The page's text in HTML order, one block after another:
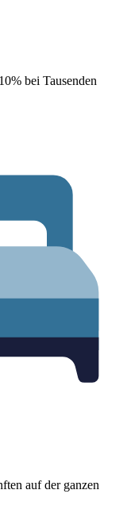
bei Tausenden
auf der ganzen